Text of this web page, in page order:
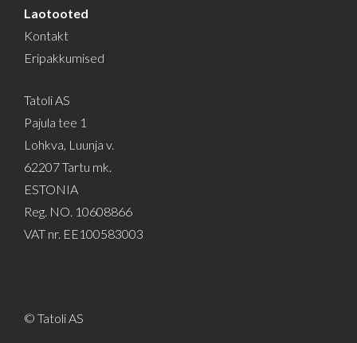
Laotooted
Kontakt
Eripakkumised
Tatoli AS
Pajula tee 1
Lohkva, Luunja v.
62207 Tartu mk.
ESTONIA
Reg. NO. 10608866
VAT nr. EE100583003
© Tatoli AS